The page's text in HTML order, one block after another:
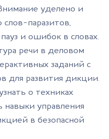
уделено и
паразитов,
и ошибок в словах.
речи в деловом
заданий с
для развития дикции.
о техниках
управления
в безопасной